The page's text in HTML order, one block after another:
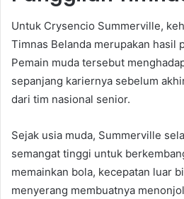
Untuk Crysencio Summerville,
Timnas Belanda merupakan hasil
Pemain muda tersebut
sepanjang kariernya sebelum
dari tim nasional senior.
Sejak usia muda, Summerville
semangat tinggi untuk
memainkan bola, kecepatan luar
menyerang membuatnya